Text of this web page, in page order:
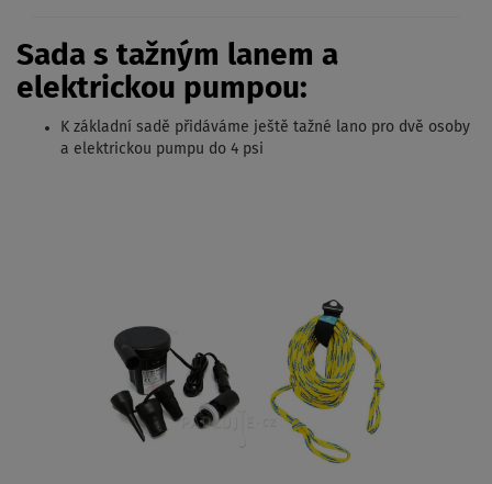
Sada s tažným lanem a
elektrickou pumpou:
K základní sadě přidáváme ještě tažné lano pro dvě osoby
a elektrickou pumpu do 4 psi